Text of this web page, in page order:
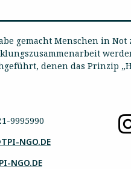
gemacht Menschen in Not
denen das Prinzip
9995990
NGO.DE
NGO.DE